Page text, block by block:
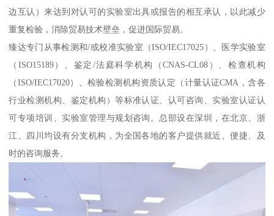
边互认）来达到对认可的实验室出具或报告的相互承认，以此减少
重复检验，消除贸易技术壁垒，促进国际贸易。
臻达专门从事检测和/或校准实验室（ISO/IEC17025）、医学实验室
（ISO15189）、鉴定/法庭科学机构（CNAS-CL08）、检查机构
（ISO/IEC17020）、检验检测机构资质认定（计量认证CMA，含各
行业检测机构、鉴定机构）等标准认证、认可咨询、实验室认证认
可专项培训、实验室管理与规划咨询。总部设在深圳，在北京、浙
江、四川均设有分支机构，为全国各地的客户提供就近、便捷、及
时的咨询服务。